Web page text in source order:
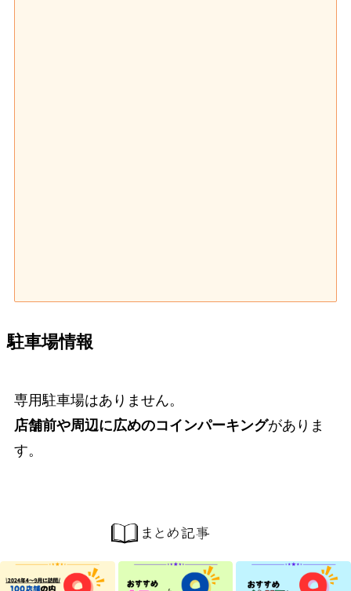
駐車場情報
専用駐車場はありません。
店舗前や周辺に広めのコインパーキングがありま
す。